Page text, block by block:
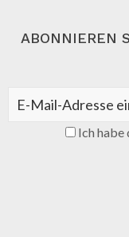
ABONNIEREN
Ich habe